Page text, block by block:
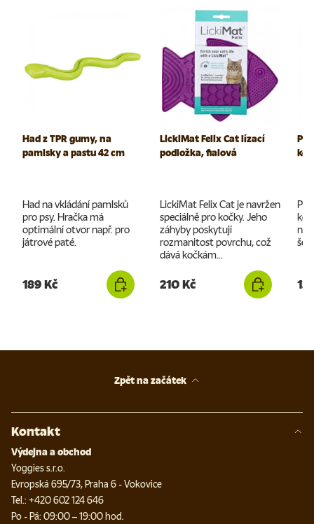
Had z TPR gumy, na
pamlsky a pastu 42 cm
Had na vkládání pamlsků
pro psy. Hračka má
optimální otvor např. pro
játrové paté.
189 Kč
LickiMat Felix Cat lízací
podložka, fialová
LickiMat Felix Cat je navržen
speciálně pro kočky. Jeho
záhyby poskytují
rozmanitost povrchu, což
dává kočkám...
210 Kč
Zpět na začátek
Kontakt
Výdejna a obchod
Yoggies s.r.o.
Evropská 695/73, Praha 6 - Vokovice
Tel.: +420 602 124 646
Po - Pá: 09:00 – 19:00 hod.